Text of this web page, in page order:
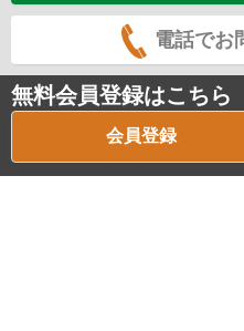
電話でお
無料会員登録はこちら
会員登録